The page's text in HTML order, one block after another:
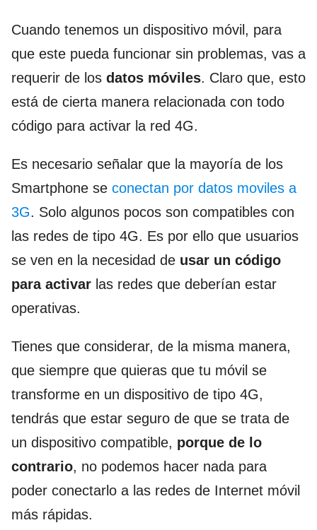
Cuando tenemos un dispositivo móvil, para
que este pueda funcionar sin problemas, vas a
requerir de los datos móviles. Claro que, esto
está de cierta manera relacionada con todo
código para activar la red 4G.
Es necesario señalar que la mayoría de los
Smartphone se conectan por datos moviles a
3G. Solo algunos pocos son compatibles con
las redes de tipo 4G. Es por ello que usuarios
se ven en la necesidad de usar un código
para activar las redes que deberían estar
operativas.
Tienes que considerar, de la misma manera,
que siempre que quieras que tu móvil se
transforme en un dispositivo de tipo 4G,
tendrás que estar seguro de que se trata de
un dispositivo compatible, porque de lo
contrario, no podemos hacer nada para
poder conectarlo a las redes de Internet móvil
más rápidas.